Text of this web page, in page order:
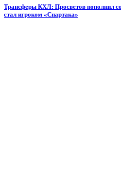
Трансферы КХЛ: Просветов пополнил
стал игроком «Спартака»